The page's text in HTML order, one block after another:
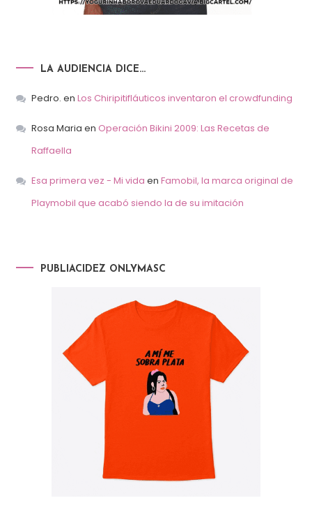
LA AUDIENCIA DICE…
Pedro. en Los Chiripitifláuticos inventaron el crowdfunding
Rosa Maria en Operación Bikini 2009: Las Recetas de
Raffaella
Esa primera vez - Mi vida en Famobil, la marca original de
Playmobil que acabó siendo la de su imitación
PUBLIACIDEZ ONLYMASC